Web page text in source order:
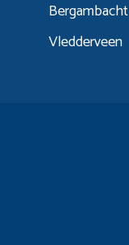
Bergambacht
Vledderveen